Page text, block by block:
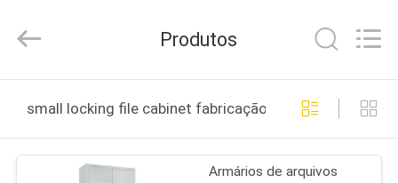
PRODUTOS
Rights
by
Produtos
small locking file cabinet fabricação online
Armários de arquivos